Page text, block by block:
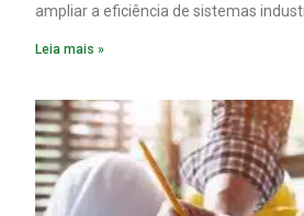
ampliar a eficiência de sistemas
Leia mais »